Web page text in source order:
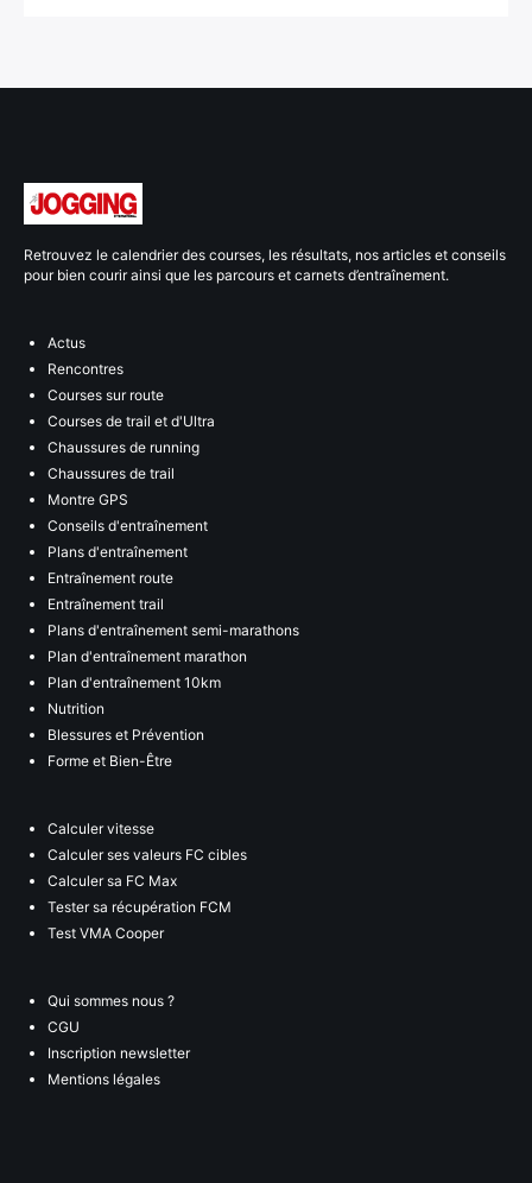
Retrouvez le calendrier des courses, les résultats, nos articles et conseils
pour bien courir ainsi que les parcours et carnets d’entraînement.
Actus
Rencontres
Courses sur route
Courses de trail et d'Ultra
Chaussures de running
Chaussures de trail
Montre GPS
Conseils d'entraînement
Plans d'entraînement
Entraînement route
Entraînement trail
Plans d'entraînement semi-marathons
Plan d'entraînement marathon
Plan d'entraînement 10km
Nutrition
Blessures et Prévention
Forme et Bien-Être
Calculer vitesse
Calculer ses valeurs FC cibles
Calculer sa FC Max
Tester sa récupération FCM
Test VMA Cooper
Qui sommes nous ?
CGU
Inscription newsletter
Mentions légales